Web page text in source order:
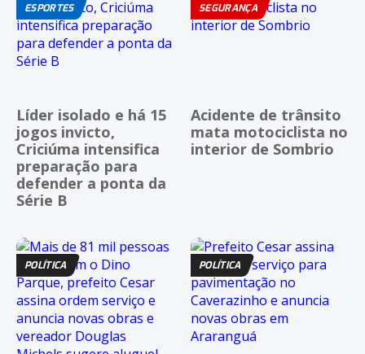
ESPORTES
Líder isolado e há 15
jogos invicto,
Criciúma intensifica
preparação para
defender a ponta da
Série B
SEGURANÇA
Acidente de trânsito
mata motociclista no
interior de Sombrio
POLÍTICA POLÍTICA